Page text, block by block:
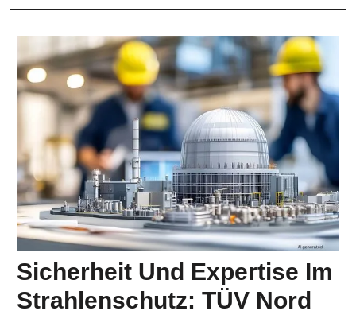
Welt
Sicherheit Und Expertise Im
Strahlenschutz: TÜV Nord